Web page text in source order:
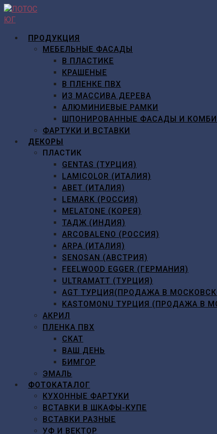
Перейти
к
ПРОДУКЦИЯ
МЕБЕЛЬНЫЕ ФАСАДЫ
В ПЛАСТИКЕ
КРАШЕНЫЕ
В ПЛЕНКЕ ПВХ
ИЗ МАССИВА ДЕРЕВА
АЛЮМИНИЕВЫЕ РАМКИ
ШПОНИРОВАННЫЕ ФАСАДЫ И
ФАРТУКИ И ВСТАВКИ
ДЕКОРЫ
ПЛАСТИК
GENTAS (ТУРЦИЯ)
LAMICOLOR (ИТАЛИЯ)
ABET (ИТАЛИЯ)
LEMARK (РОССИЯ)
MELATONE (КОРЕЯ)
ТАДЖ (ИНДИЯ)
ARCOBALENO (РОССИЯ)
ARPA (ИТАЛИЯ)
SENOSAN (АВСТРИЯ)
FEELWOOD EGGER (ГЕРМАНИЯ)
ULTRAMATT (ТУРЦИЯ)
AGT ТУРЦИЯ(ПРОДАЖА В
KASTOMONU ТУРЦИЯ (ПРОДАЖА В
АКРИЛ
ПЛЕНКА ПВХ
СКАТ
ВАШ ДЕНЬ
БИМГОР
ЭМАЛЬ
ФОТОКАТАЛОГ
КУХОННЫЕ ФАРТУКИ
ВСТАВКИ В ШКАФЫ-КУПЕ
ВСТАВКИ РАЗНЫЕ
УФ И ВЕКТОР